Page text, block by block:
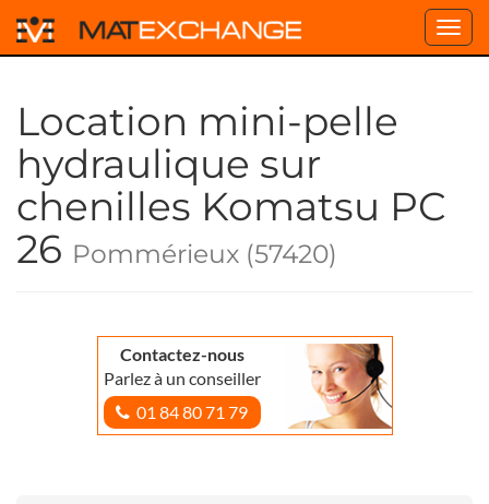
Location mini-pelle
hydraulique sur
chenilles Komatsu PC
26 Pommérieux (57420)
Contactez-nous
Parlez à un conseiller
01 84 80 71 79